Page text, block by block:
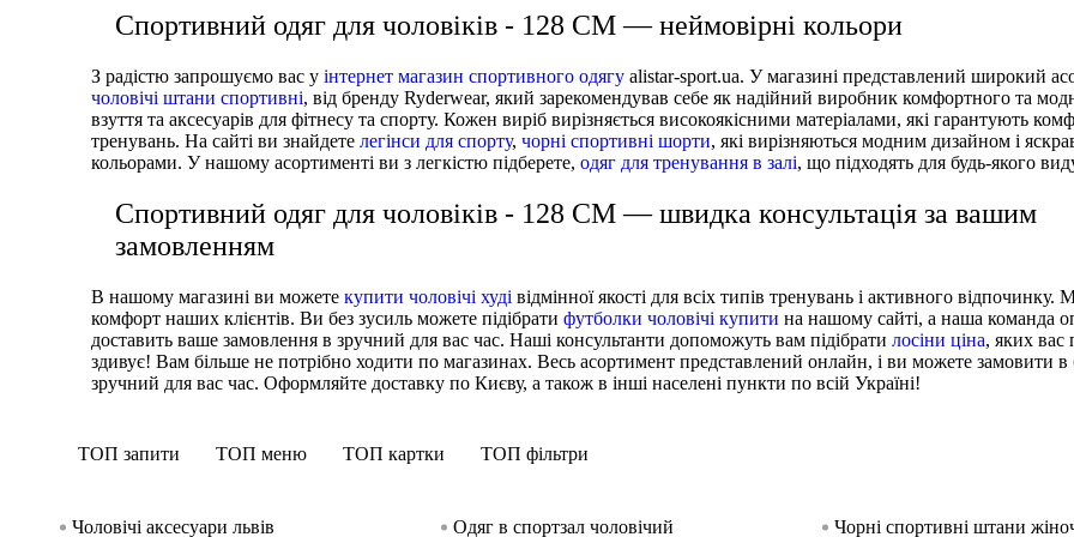
Спортивний одяг для чоловіків - 128 CM — неймовірні кольори
З радістю запрошуємо вас уінтернет магазин спортивного одягу alistar-sport.ua. У магазині представлений широкий
чоловічі штани спортивні, від бренду Ryderwear, який зарекомендував себе як надійний виробник комфортного та
взуття та аксесуарів для фітнесу та спорту. Кожен виріб вирізняється високоякісними матеріалами, які гарантують
тренувань. На сайті ви знайдетелегінси для спорту,чорні спортивні шорти, які вирізняються модним дизайном і
кольорами. У нашому асортименті ви з легкістю підберете,одяг для тренування в залі, що підходять для будь-якого
Спортивний одяг для чоловіків - 128 CM — швидка консультація за вашим
замовленням
В нашому магазині ви можетекупити чоловічі худі відмінної якості для всіх типів тренувань і активного відпочинку.
комфорт наших клієнтів. Ви без зусиль можете підібратифутболки чоловічі купити на нашому сайті, а наша команда
доставить ваше замовлення в зручний для вас час. Наші консультанти допоможуть вам підібратилосіни ціна, яких вас
здивує! Вам більше не потрібно ходити по магазинах. Весь асортимент представлений онлайн, і ви можете замовити в
зручний для вас час. Оформляйте доставку по Києву, а також в інші населені пункти по всій Україні!
ТОП запити ТОП меню ТОП картки ТОП фільтри
Чоловічі аксесуари львів Одяг в спортзал чоловічий Чорні спортивні штани